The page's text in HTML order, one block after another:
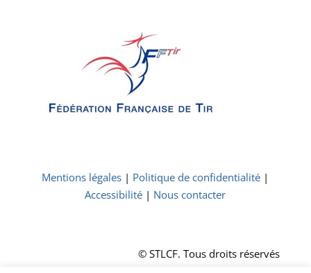
Mentions légales | Politique de confidentialité |
Accessibilité | Nous contacter
© STLCF. Tous droits réservés